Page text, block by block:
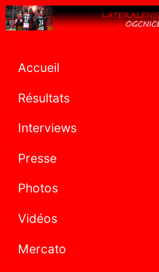
Accueil
Résultats
Interviews
Presse
Photos
Vidéos
Mercato